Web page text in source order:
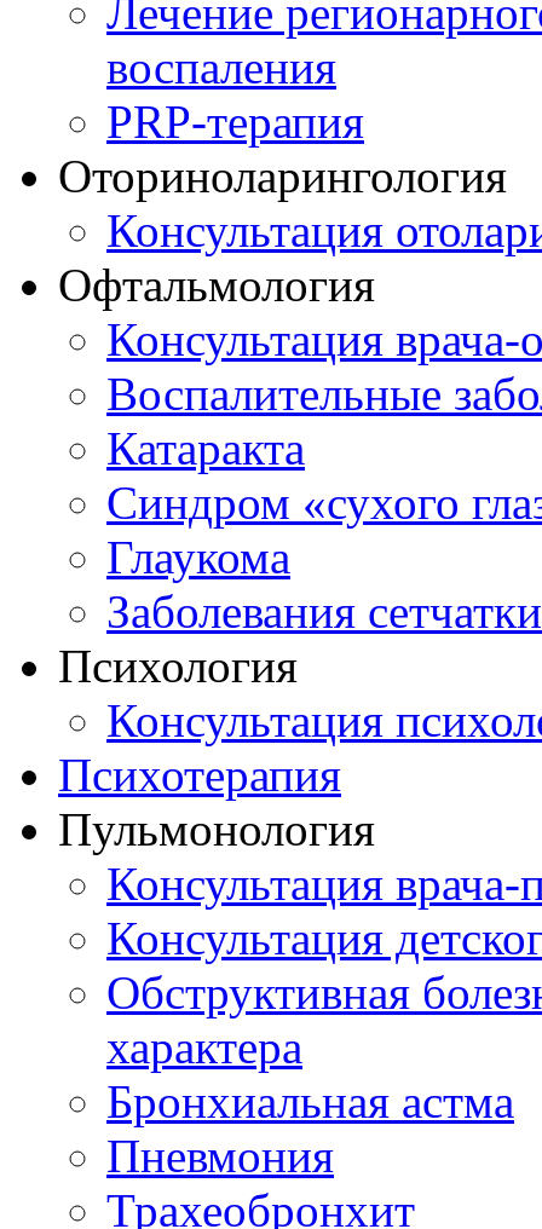
Лечение
воспаления
PRP-терапия
Оториноларингология
Консультация
Офтальмология
Консультация врача-
Воспалительные
Катаракта
Синдром «сухого
Глаукома
Заболевания сетчатки
Психология
Консультация
Психотерапия
Пульмонология
Консультация врача-
Консультация
Обструктивная
характера
Бронхиальная астма
Пневмония
Трахеобронхит